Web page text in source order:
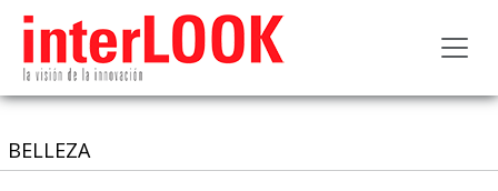
BELLEZA